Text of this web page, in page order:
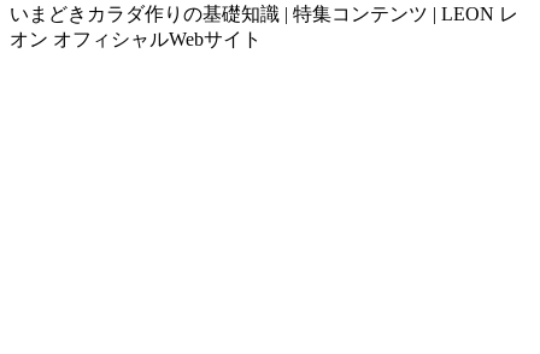
いまどきカラダ作りの基礎知識 | 特集コンテンツ | LEON レ
オン オフィシャルWebサイト